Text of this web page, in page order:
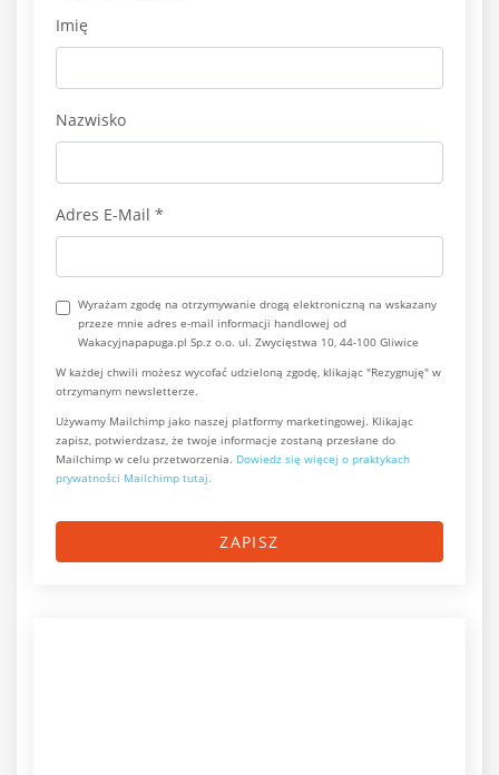
Imię
Nazwisko
Adres E-Mail *
Wyrażam zgodę na otrzymywanie drogą elektroniczną na wskazany
przeze mnie adres e-mail informacji handlowej od
Wakacyjnapapuga.pl Sp.z o.o. ul. Zwycięstwa 10, 44-100 Gliwice
W każdej chwili możesz wycofać udzieloną zgodę, klikając "Rezygnuję" w
otrzymanym newsletterze.
Używamy Mailchimp jako naszej platformy marketingowej. Klikając
zapisz, potwierdzasz, że twoje informacje zostaną przesłane do
Mailchimp w celu przetworzenia. Dowiedz się więcej o praktykach
prywatności Mailchimp tutaj.
ZAPISZ